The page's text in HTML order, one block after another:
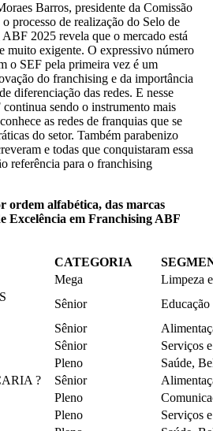
Barros, presidente da Comissão
processo de realização do Selo de
2025 revela que o mercado está
muito exigente. O expressivo número
o SEF pela primeira vez é um
do franchising e da importância
diferenciação das redes. E nesse
sendo o instrumento mais
as redes de franquias que se
do setor. Também parabenizo
e todas que conquistaram essa
referência para o franchising
ordem alfabética, das marcas
Excelência em Franchising ABF
CATEGORIA
Mega
Limpeza
Sênior
Educação
Sênior
Sênior
Serviços
Pleno
Saúde,
?
Sênior
Pleno
Pleno
Serviços